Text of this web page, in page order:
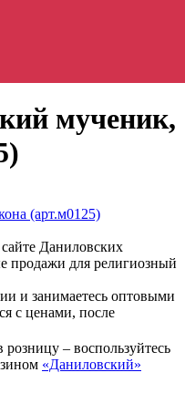
мученик,
Даниловских
продажи для религиозный
и занимаетесь оптовыми
с ценами, после
– воспользуйтесь
«Даниловский»